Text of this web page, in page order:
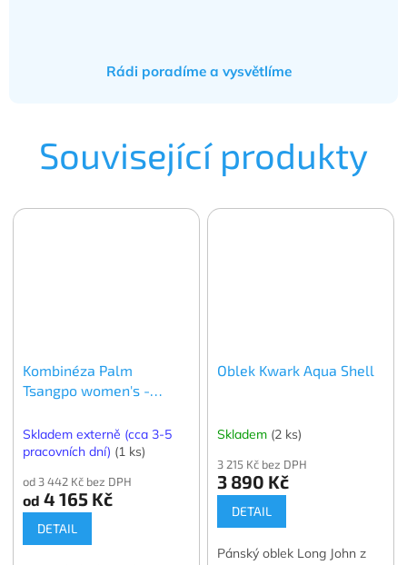
Rádi poradíme a vysvětlíme
Související produkty
Kombinéza Palm
Tsangpo women's -
Skladem externě (cca 3-5
pracovních dní) (1 ks)
od 3 442 Kč bez DPH
od 4 165 Kč
DETAIL
Oblek Kwark Aqua Shell
Skladem (2 ks)
3 215 Kč bez DPH
3 890 Kč
DETAIL
Pánský oblek Long John z